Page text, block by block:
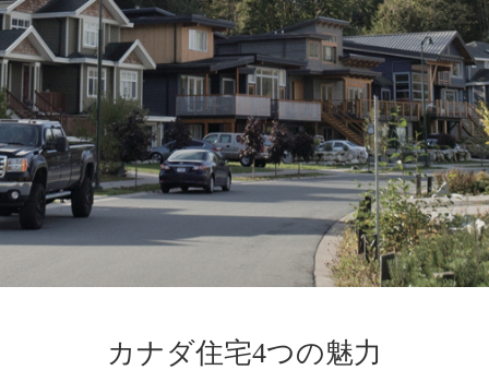
カナダ住宅4つの魅力